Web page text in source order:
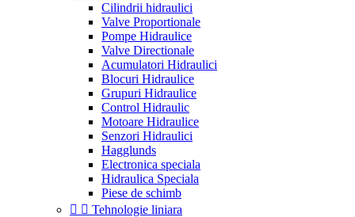
Cilindrii hidraulici
Valve Proportionale
Pompe Hidraulice
Valve Directionale
Acumulatori Hidraulici
Blocuri Hidraulice
Grupuri Hidraulice
Control Hidraulic
Motoare Hidraulice
Senzori Hidraulici
Hagglunds
Electronica speciala
Hidraulica Speciala
Piese de schimb
  Tehnologie liniara